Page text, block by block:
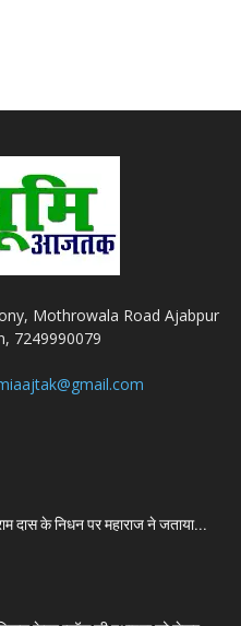
Mothrowala Road Ajabpur
7249990079
दास के निधन पर महाराज ने जताया...